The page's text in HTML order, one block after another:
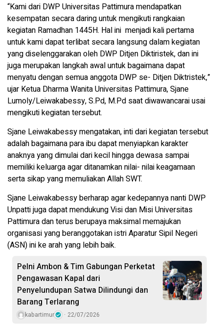
“Kami dari DWP Universitas Pattimura mendapatkan
kesempatan secara daring untuk mengikuti rangkaian
kegiatan Ramadhan 1445H. Hal ini menjadi kali pertama
untuk kami dapat terlibat secara langsung dalam kegiatan
yang diselenggarakan oleh DWP Ditjen Diktiristek, dan ini
juga merupakan langkah awal untuk bagaimana dapat
menyatu dengan semua anggota DWP se- Ditjen Diktristek,”
ujar Ketua Dharma Wanita Universitas Pattimura, Sjane
Lumoly/Leiwakabessy, S.Pd, M.Pd saat diwawancarai usai
mengikuti kegiatan tersebut.
Sjane Leiwakabessy mengatakan, inti dari kegiatan tersebut
adalah bagaimana para ibu dapat menyiapkan karakter
anaknya yang dimulai dari kecil hingga dewasa sampai
memiliki keluarga agar ditanamkan nilai- nilai keagamaan
serta sikap yang memuliakan Allah SWT.
Sjane Leiwakabessy berharap agar kedepannya nanti DWP
Unpatti juga dapat mendukung Visi dan Misi Universitas
Pattimura dan terus berupaya maksimal memajukan
organisasi yang beranggotakan istri Aparatur Sipil Negeri
(ASN) ini ke arah yang lebih baik.
Pelni Ambon & Tim Gabungan Perketat
Pengawasan Kapal dari
Penyelundupan Satwa Dilindungi dan
Barang Terlarang
kabartimur 22/07/2026